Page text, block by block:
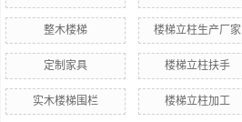
整木楼梯 楼梯立柱生产厂家
定制家具 楼梯立柱扶手
实木楼梯围栏 楼梯立柱加工